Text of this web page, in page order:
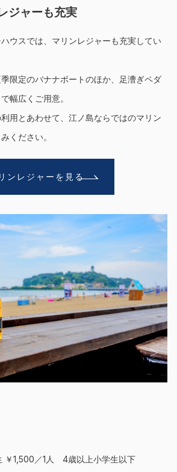
ジャーも充実
ウスでは、マリンレジャーも充実してい
限定のバナナボートのほか、足漕ぎペダ
幅広くご用意。
用とあわせて、江ノ島ならではのマリン
ください。
ンレジャーを見る
￥1,500／1人 4歳以上小学生以下